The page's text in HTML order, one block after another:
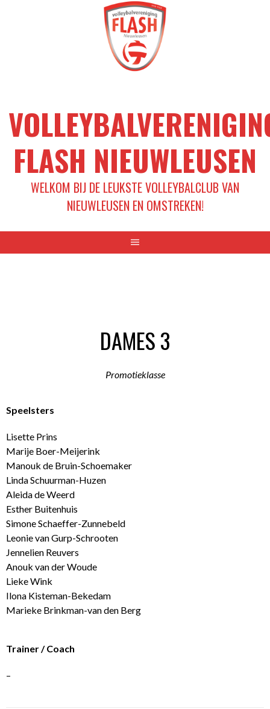
FLASH NIEUWLEUSEN
WELKOM BIJ DE LEUKSTE VOLLEYBALCLUB VAN
NIEUWLEUSEN EN OMSTREKEN!
DAMES 3
Promotieklasse
Speelsters
Lisette Prins
Marije Boer-Meijerink
Manouk de Bruin-Schoemaker
Linda Schuurman-Huzen
Aleida de Weerd
Esther Buitenhuis
Simone Schaeffer-Zunnebeld
Leonie van Gurp-Schrooten
Jennelien Reuvers
Anouk van der Woude
Lieke Wink
Ilona Kisteman-Bekedam
Marieke Brinkman-van den Berg
Trainer / Coach
–